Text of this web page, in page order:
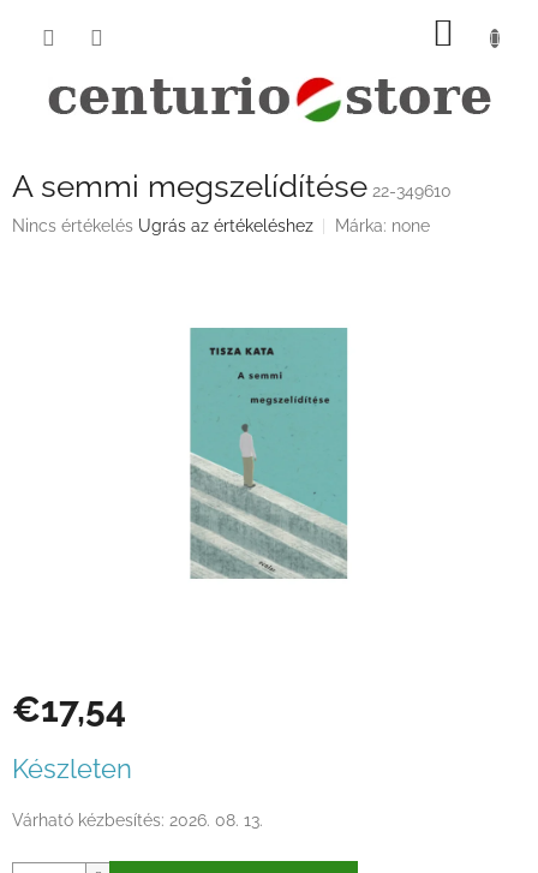
KOSÁR
A semmi megszelídítése 22-349610
A
Nincs értékelés Ugrás az értékeléshez Márka: none
€17,54
Készleten
Várható kézbesítés: 2026. 08. 13.